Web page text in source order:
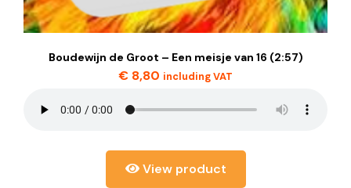
Boudewijn de Groot – Een meisje van 16 (2:57)
€ 8,80 including VAT
View product